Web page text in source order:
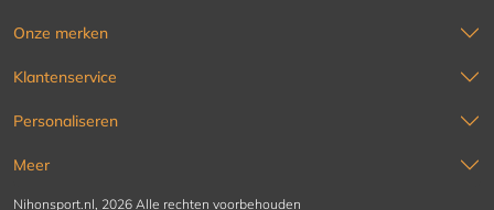
Onze merken
Klantenservice
Personaliseren
Meer
Nihonsport.nl, 2026 Alle rechten voorbehouden